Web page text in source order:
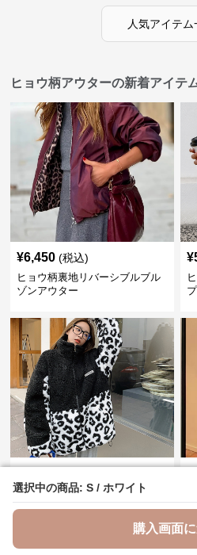
選択中の商品: S / ホワイト
購入画面
選択中の商品: S / ホワイト
購入画面
人気アイテ
ヒョウ柄アウターの新着アイテ
¥6,450 (税込)
ヒョウ柄裏地リバーシブルブル
ゾンアウター
¥
ヒョウ柄切り替えボアファージ
ャケット